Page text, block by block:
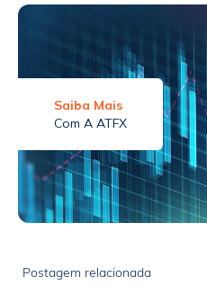
Saiba Mais
Com A ATFX
Postagem relacionada